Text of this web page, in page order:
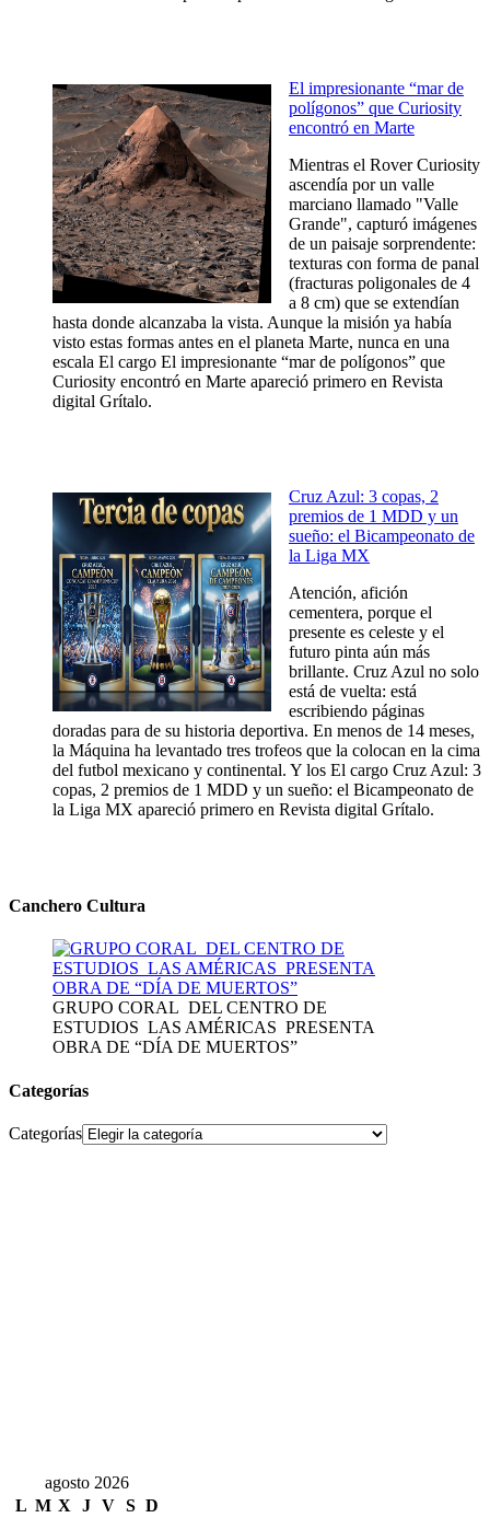
El impresionante “mar de
polígonos” que Curiosity
encontró en Marte
Mientras el Rover Curiosity
ascendía por un valle
marciano llamado "Valle
Grande", capturó imágenes
de un paisaje sorprendente:
texturas con forma de panal
(fracturas poligonales de 4
a 8 cm) que se extendían
hasta donde alcanzaba la vista. Aunque la misión ya había
visto estas formas antes en el planeta Marte, nunca en una
escala El cargo El impresionante “mar de polígonos” que
Curiosity encontró en Marte apareció primero en Revista
digital Grítalo.
Cruz Azul: 3 copas, 2
premios de 1 MDD y un
sueño: el Bicampeonato de
la Liga MX
Atención, afición
cementera, porque el
presente es celeste y el
futuro pinta aún más
brillante. Cruz Azul no solo
está de vuelta: está
escribiendo páginas
doradas para de su historia deportiva. En menos de 14 meses,
la Máquina ha levantado tres trofeos que la colocan en la cima
del futbol mexicano y continental. Y los El cargo Cruz Azul: 3
copas, 2 premios de 1 MDD y un sueño: el Bicampeonato de
la Liga MX apareció primero en Revista digital Grítalo.
Canchero Cultura
GRUPO CORAL DEL CENTRO DE
ESTUDIOS LAS AMÉRICAS PRESENTA
OBRA DE “DÍA DE MUERTOS”
Categorías
Categorías
agosto 2026
L M X J V S D